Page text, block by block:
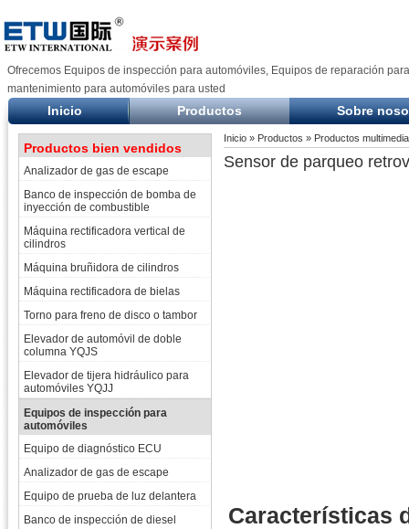
Ofrecemos Equipos de inspección para automóviles, Equipos de reparación
mantenimiento para automóviles para usted
Inicio Productos Sobre
Productos bien vendidos
Analizador de gas de escape
Banco de inspección de bomba de
inyección de combustible
Máquina rectificadora vertical de
cilindros
Máquina bruñidora de cilindros
Máquina rectificadora de bielas
Torno para freno de disco o tambor
Elevador de automóvil de doble
columna YQJS
Elevador de tijera hidráulico para
automóviles YQJJ
Equipos de inspección para
automóviles
Equipo de diagnóstico ECU
Analizador de gas de escape
Equipo de prueba de luz delantera
Banco de inspección de diesel
Inicio » Productos » Productos
Sensor de parqueo
Características